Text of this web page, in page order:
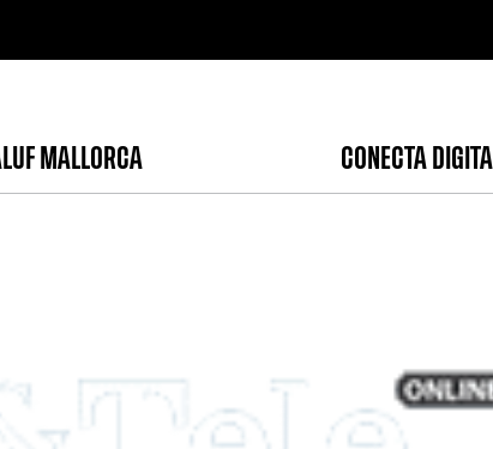
MALLORCA CONECTA DIGITAL